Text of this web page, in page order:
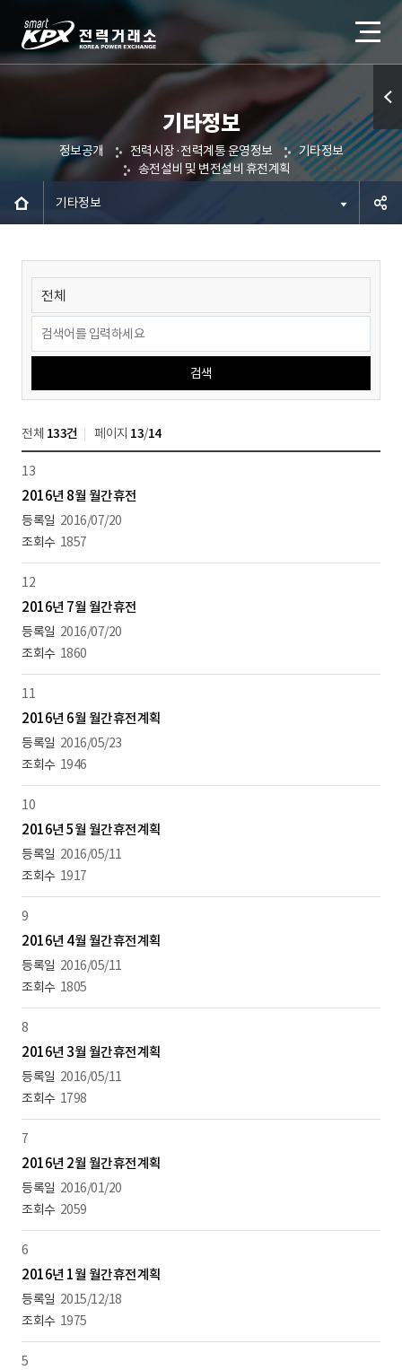
기타정보
정보공개 전력시장·전력계통 운영정보
기타정보
송전설비 및 변전설비 휴전계획
기타정보
검색
전체 133건 페이지 13/14
13
2016년 8월 월간휴전
2016/07/20
1857
12
2016년 7월 월간휴전
2016/07/20
1860
11
2016년 6월 월간휴전계획
2016/05/23
1946
10
2016년 5월 월간휴전계획
2016/05/11
1917
9
2016년 4월 월간휴전계획
2016/05/11
1805
8
2016년 3월 월간휴전계획
2016/05/11
1798
7
2016년 2월 월간휴전계획
2016/01/20
2059
6
2016년 1월 월간휴전계획
2015/12/18
1975
5
퀵메
뉴 열
기